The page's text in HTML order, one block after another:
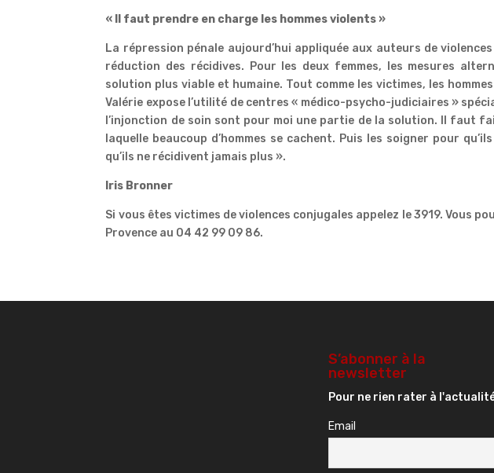
« Il faut prendre en charge les hommes violents »
La répression pénale aujourd’hui appliquée aux auteurs de
réduction des récidives. Pour les deux femmes, les mesures
solution plus viable et humaine. Tout comme les victimes, les
Valérie expose l’utilité de centres « médico-psycho-judiciaires »
l’injonction de soin sont pour moi une partie de la solution. Il faut
laquelle beaucoup d’hommes se cachent. Puis les soigner pour
qu’ils ne récidivent jamais plus ».
Iris Bronner
Si vous êtes victimes de violences conjugales appelez le 3919. Vous
Provence au 04 42 99 09 86.
S’abonner à la
newsletter
Pour ne rien rater à
Email